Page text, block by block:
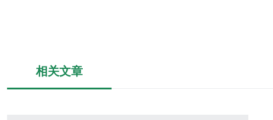
相关文章